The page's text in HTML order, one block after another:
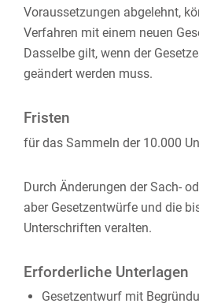
Voraussetzungen abgelehnt,
Verfahren mit einem neuen
Dasselbe gilt, wenn der
geändert werden muss.
Fristen
für das Sammeln der 10.000
Durch Änderungen der Sach-
aber Gesetzentwürfe und die
Unterschriften veralten.
Erforderliche Unterlagen
Gesetzentwurf mit